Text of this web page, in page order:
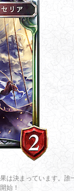
は決まっています。誰
始！